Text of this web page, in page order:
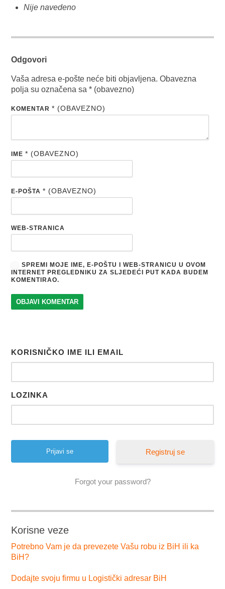
Nije navedeno
Odgovori
Vaša adresa e-pošte neće biti objavljena. Obavezna
polja su označena sa* (obavezno)
KOMENTAR* (OBAVEZNO)
IME* (OBAVEZNO)
E-POŠTA* (OBAVEZNO)
WEB-STRANICA
SPREMI MOJE IME, E-POŠTU I WEB-STRANICU U OVOM
INTERNET PREGLEDNIKU ZA SLJEDEĆI PUT KADA BUDEM
KOMENTIRAO.
KORISNIČKO IME ILI EMAIL
LOZINKA
Registruj se
Forgot your password?
Korisne veze
Potrebno Vam je da prevezete Vašu robu iz BiH ili ka
BiH?
Dodajte svoju firmu u Logistički adresar BiH